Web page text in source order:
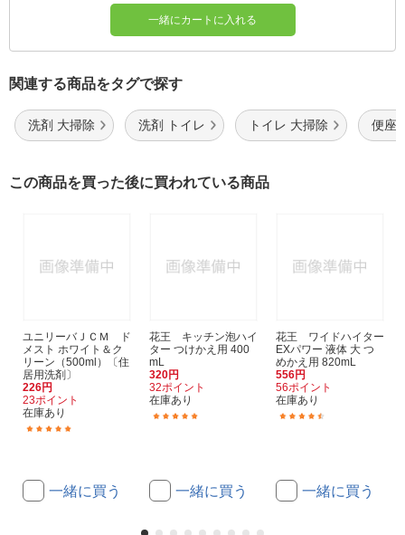
一緒にカートに入れる
関連する商品をタグで探す
洗剤 大掃除 洗剤 トイレ トイレ 大掃除 便座
この商品を買った後に買われている商品
ユニリーバＪＣＭ ド
メスト ホワイト＆ク
リーン（500ml）〔住
居用洗剤〕
226円
23ポイント
在庫あり
一緒に買う
花王 キッチン泡ハイ
ター つけかえ用 400
mL
320円
32ポイント
在庫あり
一緒に買う
花王 ワイドハイター
EXパワー 液体 大 つ
めかえ用 820mL
556円
56ポイント
在庫あり
一緒に買う